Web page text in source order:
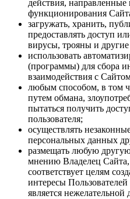
действия,
функционирования
загружать, хранить,
предоставлять доступ
вирусы, трояны и
использовать
(программы) для сбора
взаимодействия с
любым способом, в том
путем обмана,
пытаться получить
пользователя;
осуществлять
персональных данных
размещать любую
мнению Владелец Сайта,
соответствует целям
интересы
является